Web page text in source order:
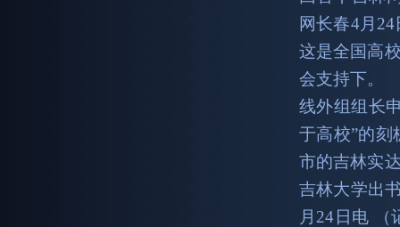
网长春4月
这是全国高
会支持下。
线外组组长
于高校”的刻
市的吉林实
吉林大学出
月24日电 （